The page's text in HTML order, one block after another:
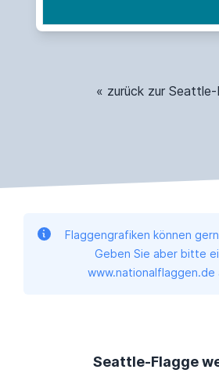
« zurück zur Seattle-
Flaggengrafiken können
Geben Sie aber bitte
www.nationalflaggen.de
Seattle-Flagge